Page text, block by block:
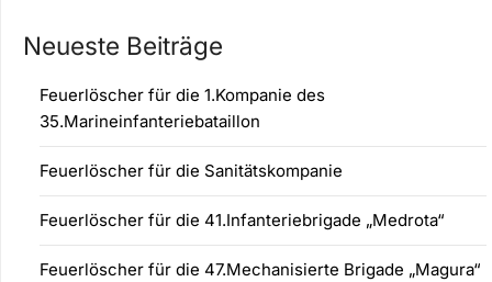
Neueste Beiträge
Feuerlöscher für die 1.Kompanie des
35.Marineinfanteriebataillon
Feuerlöscher für die Sanitätskompanie
Feuerlöscher für die 41.Infanteriebrigade „Medrota“
Feuerlöscher für die 47.Mechanisierte Brigade „Magura“